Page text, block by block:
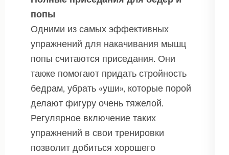
попы
Одними из самых эффективных
упражнений для накачивания мышц
попы считаются приседания. Они
также помогают придать стройность
бедрам, убрать «уши», которые порой
делают фигуру очень тяжелой.
Регулярное включение таких
упражнений в свои тренировки
позволит добиться хорошего